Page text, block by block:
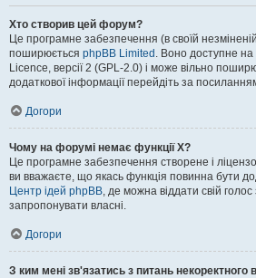
Хто створив цей форум?
Це програмне забезпечення (в своїй
поширюється phpBB Limited . Воно доступне
Licence, версії 2 (GPL-2.0) і може вільно
додаткової інформації перейдіть за
Догори
Чому на форумі немає функції X?
Це програмне забезпечення створене і
ви вважаєте, що якась функція повинна бути
Центр ідей phpBB, де можна віддати свій
запропонувати власні.
Догори
З ким мені зв'язатись з питань некоректного